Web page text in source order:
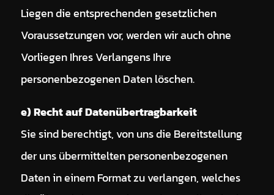
Liegen die entsprechenden gesetzlichen
Voraussetzungen vor, werden wir auch ohne
Vorliegen Ihres Verlangens Ihre
personenbezogenen Daten löschen.
e) Recht auf Datenübertragbarkeit
Sie sind berechtigt, von uns die Bereitstellung
der uns übermittelten personenbezogenen
Daten in einem Format zu verlangen, welches